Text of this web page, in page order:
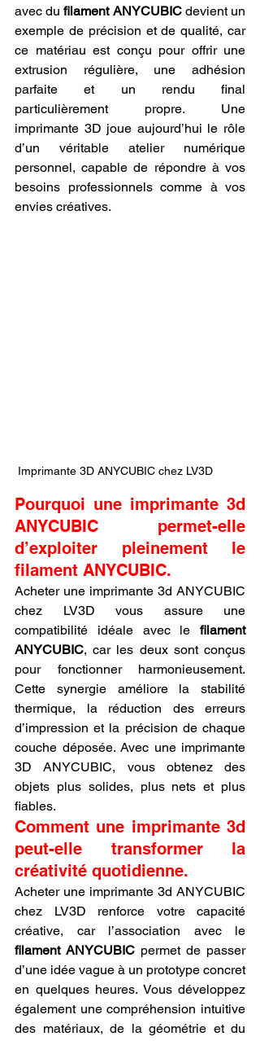
avec du filament ANYCUBIC devient un
exemple de précision et de qualité, car
ce matériau est conçu pour offrir une
extrusion régulière, une adhésion
parfaite et un rendu final
particulièrement propre. Une
imprimante 3D joue aujourd’hui le rôle
d’un véritable atelier numérique
personnel, capable de répondre à vos
besoins professionnels comme à vos
envies créatives.
Imprimante 3D ANYCUBIC chez LV3D
Pourquoi une imprimante 3d
ANYCUBIC permet-elle
d’exploiter pleinement le
filament ANYCUBIC.
Acheter une imprimante 3d ANYCUBIC
chez LV3D vous assure une
compatibilité idéale avec le filament
ANYCUBIC, car les deux sont conçus
pour fonctionner harmonieusement.
Cette synergie améliore la stabilité
thermique, la réduction des erreurs
d’impression et la précision de chaque
couche déposée. Avec une imprimante
3D ANYCUBIC, vous obtenez des
objets plus solides, plus nets et plus
fiables.
Comment une imprimante 3d
peut-elle transformer la
créativité quotidienne.
Acheter une imprimante 3d ANYCUBIC
chez LV3D renforce votre capacité
filament ANYCUBIC permet de passer
d’une idée vague à un prototype concret
en quelques heures. Vous développez
également une compréhension intuitive
des matériaux, de la géométrie et du